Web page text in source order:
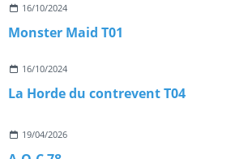
16/10/2024
Monster Maid T01
16/10/2024
La Horde du contrevent T04
19/04/2026